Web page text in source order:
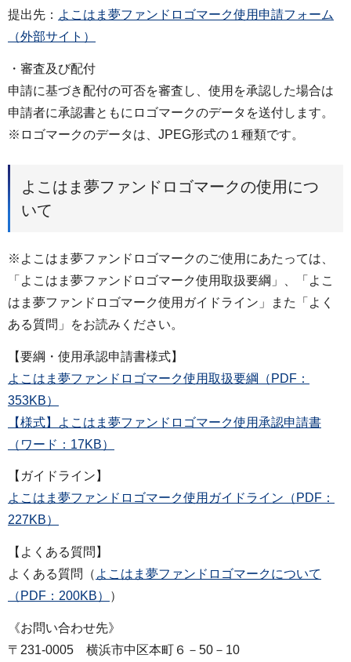
提出先： よこはま夢ファンドロゴマーク使用申請フォーム
（外部サイト）
・審査及び配付
申請に基づき配付の可否を審査し、使用を承認した場合は
申請者に承認書ともにロゴマークのデータを送付します。
※ロゴマークのデータは、JPEG形式の１種類です。
よこはま夢ファンドロゴマークの使用につ
いて
※よこはま夢ファンドロゴマークのご使用にあたっては、
「よこはま夢ファンドロゴマーク使用取扱要綱」、「よこ
はま夢ファンドロゴマーク使用ガイドライン」また「よく
ある質問」をお読みください。
【要綱・使用承認申請書様式】
よこはま夢ファンドロゴマーク使用取扱要綱（PDF：
353KB）
【様式】よこはま夢ファンドロゴマーク使用承認申請書
（ワード：17KB）
【ガイドライン】
よこはま夢ファンドロゴマーク使用ガイドライン（PDF：
227KB）
【よくある質問】
よくある質問（ よこはま夢ファンドロゴマークについて
（PDF：200KB）
）
《お問い合わせ先》
〒231-0005 横浜市中区本町６－50－10